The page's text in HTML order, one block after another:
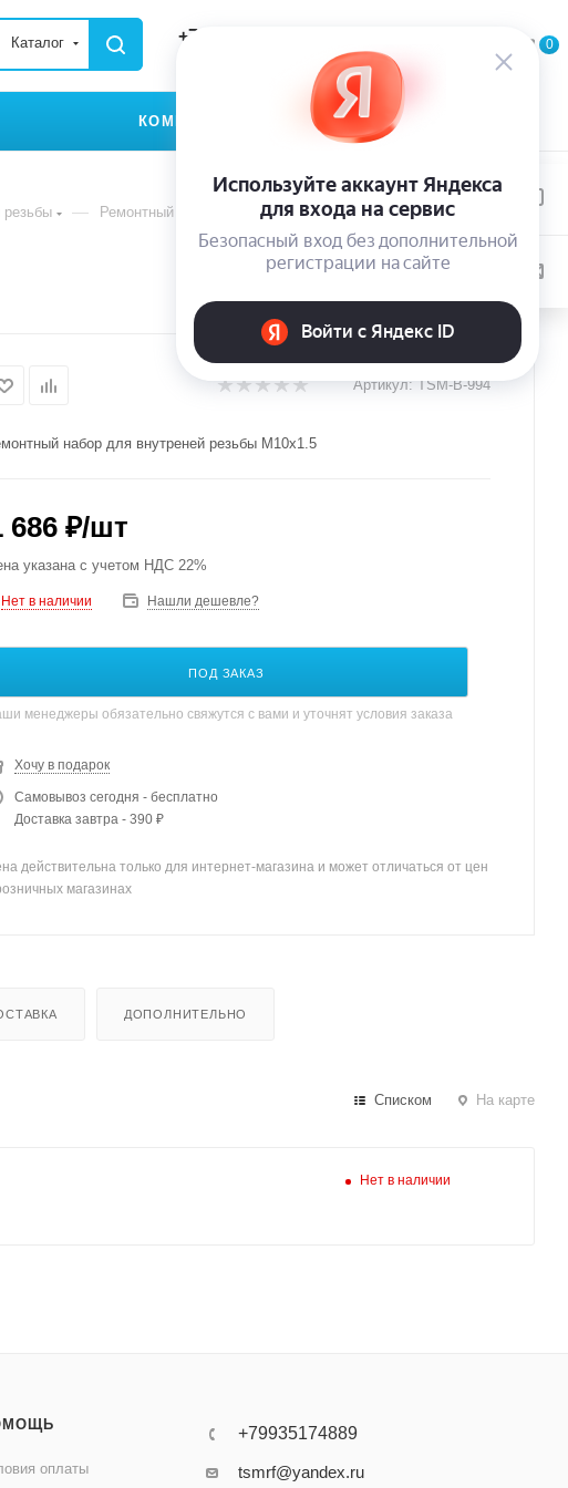
Каталог +79935174889 0
КОМПАНИЯ КОНТАКТЫ
резьбы — Ремонтный набор для внутреней резьбы M10x1.5
Артикул: TSM-B-994
набор для внутреней резьбы M10x1.5
686 ₽/шт
указана с учетом НДС 22%
Нет в наличии Нашли дешевле?
ПОД ЗАКАЗ
менеджеры обязательно свяжутся с вами и уточнят условия заказа
Хочу в подарок
Самовывоз сегодня - бесплатно
Доставка завтра - 390 ₽
действительна только для интернет-магазина и может отличаться от цен
магазинах
ДОПОЛНИТЕЛЬНО
Списком На карте
Нет в наличии
оплаты
+79935174889
tsmrf@yandex.ru